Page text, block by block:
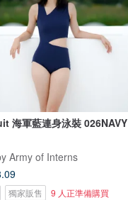
海軍藍連身泳裝 026NAVY
Army of Interns
獨家販售 9 人正準備購買